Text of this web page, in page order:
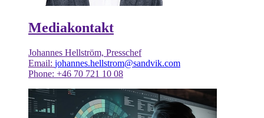
Mediakontakt
Johannes Hellström, Presschef
Email: johannes.hellstrom@sandvik.com
Phone: +46 70 721 10 08